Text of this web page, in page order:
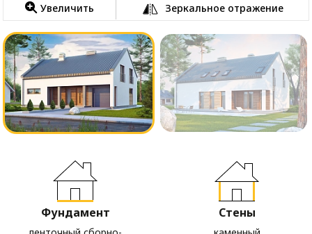
Увеличить Зеркальное отражение
Фундамент Стены